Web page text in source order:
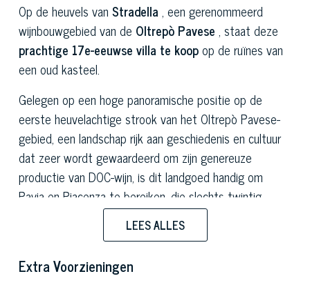
Op de heuvels van Stradella , een gerenommeerd
wijnbouwgebied van de Oltrepò Pavese , staat deze
prachtige 17e-eeuwse villa te koopop de ruïnes van
een oud kasteel.
Gelegen op een hoge panoramische positie op de
eerste heuvelachtige strook van het Oltrepò Pavese-
gebied, een landschap rijk aan geschiedenis en cultuur
dat zeer wordt gewaardeerd om zijn genereuze
productie van DOC-wijn, is dit landgoed handig om
Pavia en Piacenza te bereiken, die slechts twintig
kilometer verderop, en Milaan, 60 kilometer verderop.
Omringd door het groen van eeuwenoude wijngaarden,
bestaat het grootste deel van het complex uit het
LEES ALLES
Extra Voorzieningen